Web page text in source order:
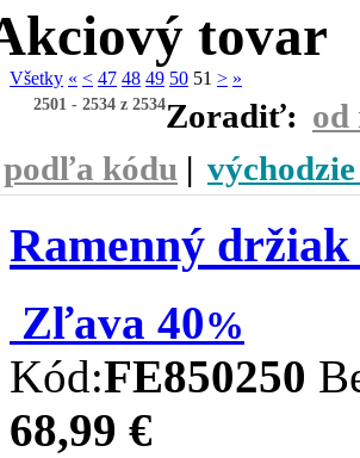
tovar
Všetky « < 47 48 49 50 51 > »
2501 - 2534 z 2534Zoradiť: od
podľa kódu |
Ramenný
Zľava 40%
Kód:FE850250
68,99 €